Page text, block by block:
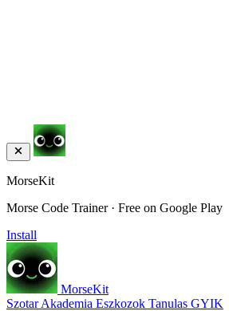
MorseKit
Morse Code Trainer · Free on Google Play
Install
MorseKit
SzotarAkademia Eszkozok Tanulas GYIK